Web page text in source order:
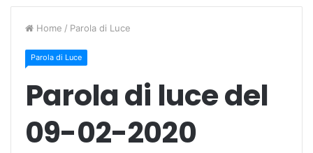
Home / Parola di Luce
Parola di Luce
Parola di luce del
09-02-2020